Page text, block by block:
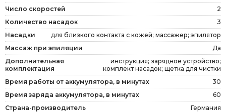
Число скоростей
2
Количество насадок
3
Насадки
для близкого контакта с кожей; массажер; эпилятор
Массаж при эпиляции
Да
Дополнительная
комплектация
инструкция; зарядное устройство;
комплект насадок; щетка для чистки
Время работы от аккумулятора, в минутах
30
Время заряда аккумулятора, в минутах
60
Страна-производитель
Германия